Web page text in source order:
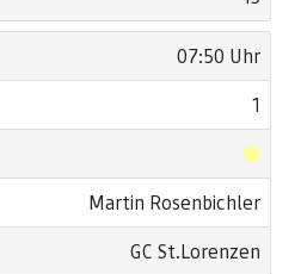
07:50 Uhr
1
Martin Rosenbichler
GC St.Lorenzen